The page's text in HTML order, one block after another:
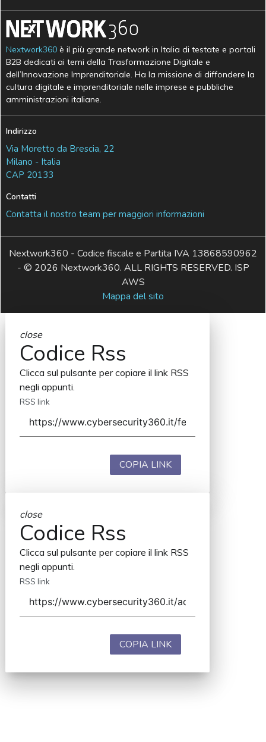
Nextwork360 è il più grande network in Italia di testate e portali
B2B dedicati ai temi della Trasformazione Digitale e
dell’Innovazione Imprenditoriale. Ha la missione di diffondere la
cultura digitale e imprenditoriale nelle imprese e pubbliche
amministrazioni italiane.
Indirizzo
Via Moretto da Brescia, 22
Milano - Italia
CAP 20133
Contatti
Contatta il nostro team per maggiori informazioni
Nextwork360 - Codice fiscale e Partita IVA 13868590962
- © 2026 Nextwork360. ALL RIGHTS RESERVED. ISP
AWS
Mappa del sito
close
Codice Rss
Clicca sul pulsante per copiare il link RSS
negli appunti.
RSS link
COPIA LINK
close
Codice Rss
Clicca sul pulsante per copiare il link RSS
negli appunti.
RSS link
COPIA LINK